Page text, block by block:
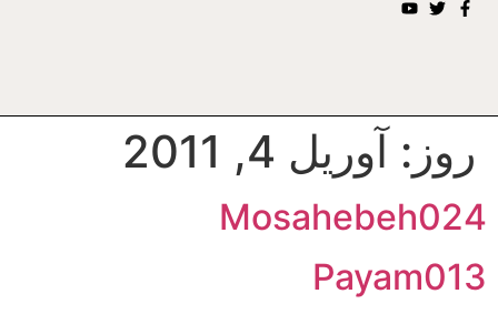
روز: آوریل 4, 2011
Mosahebeh024
Payam013